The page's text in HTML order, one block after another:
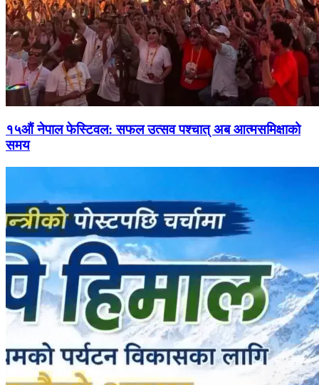
१५औं नेपाल फेस्टिवल: सफल उत्सव पश्चात् अब आत्मसमिक्षाको
समय